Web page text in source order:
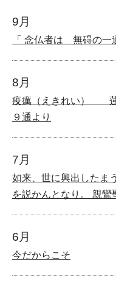
9月
「 念仏者は 無碍の一
8月
疫癘（えきれい） 蓮
９通より
7月
如来、世に興出したま
を説かんとなり。 親鸞
6月
今だからこそ